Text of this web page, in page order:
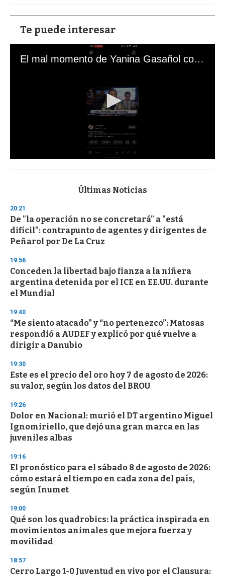
Te puede interesar
El mal momento de Yanina Gasañol con un hincha argentino en "Subrayado"
s
d
s
o
f
3
s
e
c
o
n
Últimas Noticias
20:21
De "la operación no se concretará" a "está
difícil": contrapunto de agentes y dirigentes de
Peñarol por De La Cruz
19:56
Conceden la libertad bajo fianza a la niñera
argentina detenida por el ICE en EE.UU. durante
el Mundial
19:40
“Me siento atacado” y “no pertenezco”: Matosas
respondió a AUDEF y explicó por qué vuelve a
dirigir a Danubio
19:30
Este es el precio del oro hoy 7 de agosto de 2026:
su valor, según los datos del BROU
19:26
Dolor en Nacional: murió el DT argentino Miguel
Ignomiriello, que dejó una gran marca en las
juveniles albas
19:16
El pronóstico para el sábado 8 de agosto de 2026:
cómo estará el tiempo en cada zona del país,
según Inumet
19:00
Qué son los quadrobics: la práctica inspirada en
movimientos animales que mejora fuerza y
movilidad
18:57
Cerro Largo 1-0 Juventud en vivo por el Clausura: